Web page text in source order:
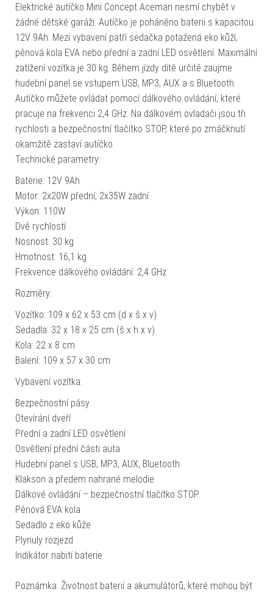
Elektrické autíčko Mini Concept Aceman nesmí chybět v
žádné dětské garáži. Autíčko je poháněno baterii s kapacitou
12V 9Ah. Mezi vybavení patří sedačka potažená eko kůží,
pěnová kola EVA nebo přední a zadní LED osvětlení. Maximální
zatížení vozítka je 30 kg. Během jízdy dítě určitě zaujme
hudební panel se vstupem USB, MP3, AUX a s Bluetooth.
Autíčko můžete ovládat pomocí dálkového ovládání, které
pracuje na frekvenci 2,4 GHz. Na dálkovém ovladači jsou tři
rychlosti a bezpečnostní tlačítko STOP, které po zmáčknutí
okamžitě zastaví autíčko.
Technické parametry:
Baterie: 12V 9Ah
Motor: 2x20W přední, 2x35W zadní
Výkon: 110W
Dvě rychlostí
Nosnost: 30 kg
Hmotnost: 16,1 kg
Frekvence dálkového ovládání: 2,4 GHz
Rozměry:
Vozítko: 109 x 62 x 53 cm (d x š x v)
Sedadla: 32 x 18 x 25 cm (š x h x v)
Kola: 22 x 8 cm
Balení: 109 x 57 x 30 cm
Vybavení vozítka:
Bezpečnostní pásy
Otevírání dveří
Přední a zadní LED osvětlení
Osvětlení přední části auta
Hudební panel s USB, MP3, AUX, Bluetooth
Klakson a předem nahrané melodie
Dálkové ovládání – bezpečnostní tlačítko STOP
Pěnová EVA kola
Sedadlo z eko kůže
Plynuly rozjezd
Indikátor nabití baterie
Poznámka: Životnost baterií a akumulátorů, které mohou být